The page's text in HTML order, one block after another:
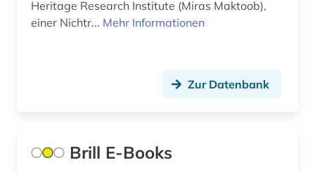
kulturwissenschaften (3)
libanon (2)
Niedersachsen (1)
Norwegen (1)
Heritage Research Institute (Miras Maktoob),
einer Nichtr... Mehr Informationen
Zur Datenbank
Brill E-Books